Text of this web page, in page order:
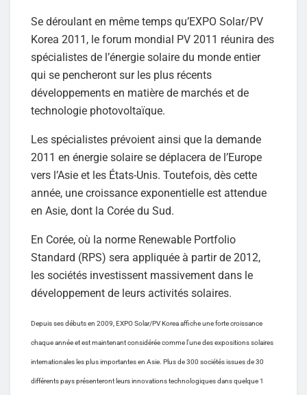
Se déroulant en même temps qu’EXPO Solar/PV
Korea 2011, le forum mondial PV 2011 réunira des
spécialistes de l’énergie solaire du monde entier
qui se pencheront sur les plus récents
développements en matière de marchés et de
technologie photovoltaïque.
Les spécialistes prévoient ainsi que la demande
2011 en énergie solaire se déplacera de l’Europe
vers l’Asie et les États-Unis. Toutefois, dès cette
année, une croissance exponentielle est attendue
en Asie, dont la Corée du Sud.
En Corée, où la norme Renewable Portfolio
Standard (RPS) sera appliquée à partir de 2012,
les sociétés investissent massivement dans le
développement de leurs activités solaires.
Depuis ses débuts en 2009, EXPO Solar/PV Korea affiche une forte croissance
chaque année et est maintenant considérée comme l’une des expositions solaires
internationales les plus importantes en Asie. Plus de 300 sociétés issues de 30
différents pays présenteront leurs innovations technologiques dans quelque 1